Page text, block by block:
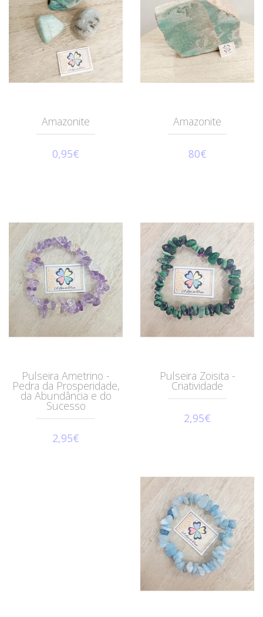
Amazonite
0,95€
Amazonite
80€
Pulseira Ametrino -
Pedra da Prosperidade,
da Abundância e do
Sucesso
2,95€
Pulseira Zoisita -
Criatividade
2,95€